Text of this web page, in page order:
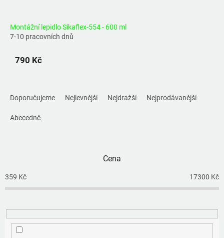
Montážní lepidlo Sikaflex-554 - 600 ml
7-10 pracovních dnů
790 Kč
o
k
t
Doporučujeme Nejlevnější Nejdražší Nejprodávanější
Abecedně
Cena
359 Kč 17300 Kč